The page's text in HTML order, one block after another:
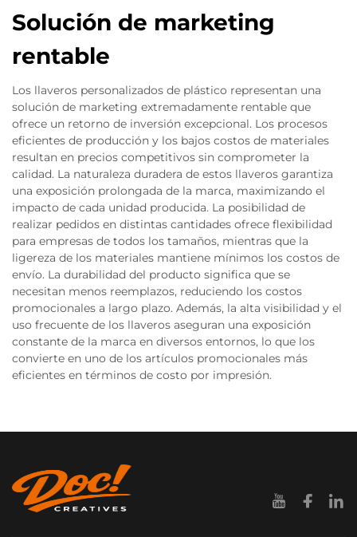
Solución de marketing
rentable
Los llaveros personalizados de plástico representan una
solución de marketing extremadamente rentable que
ofrece un retorno de inversión excepcional. Los procesos
eficientes de producción y los bajos costos de materiales
resultan en precios competitivos sin comprometer la
calidad. La naturaleza duradera de estos llaveros garantiza
una exposición prolongada de la marca, maximizando el
impacto de cada unidad producida. La posibilidad de
realizar pedidos en distintas cantidades ofrece flexibilidad
para empresas de todos los tamaños, mientras que la
ligereza de los materiales mantiene mínimos los costos de
envío. La durabilidad del producto significa que se
necesitan menos reemplazos, reduciendo los costos
promocionales a largo plazo. Además, la alta visibilidad y el
uso frecuente de los llaveros aseguran una exposición
constante de la marca en diversos entornos, lo que los
convierte en uno de los artículos promocionales más
eficientes en términos de costo por impresión.